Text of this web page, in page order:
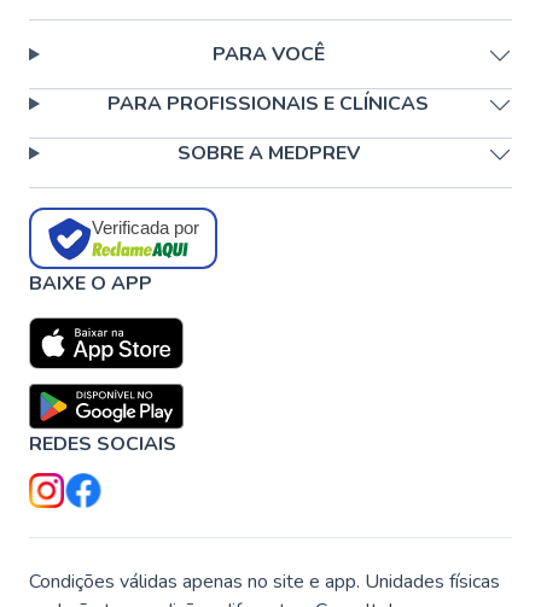
PARA VOCÊ
PARA PROFISSIONAIS E CLÍNICAS
SOBRE A MEDPREV
Verificada por
BAIXE O APP
REDES SOCIAIS
Condições válidas apenas no site e app. Unidades físicas